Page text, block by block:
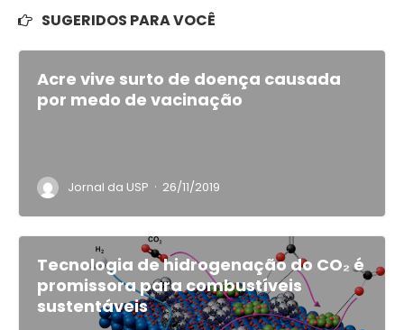
SUGERIDOS PARA VOCÊ
Acre vive surto de doença causada
por medo de vacinação
Jornal da USP · 26/11/2019
Tecnologia de hidrogenação do CO₂ é
promissora para combustíveis
sustentáveis